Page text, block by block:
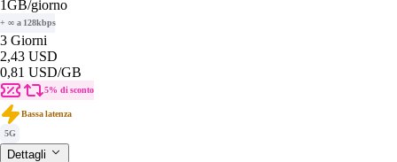
1GB/giorno
+ ∞ a 128kbps
3 Giorni
2,43 USD
0,81 USD/GB
5% di sconto
Bassa latenza
5G
Dettagli